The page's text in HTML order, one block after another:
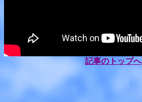
記事のトップへ